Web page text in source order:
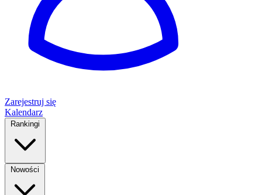
Zarejestruj się
Kalendarz
Rankingi
Nowości